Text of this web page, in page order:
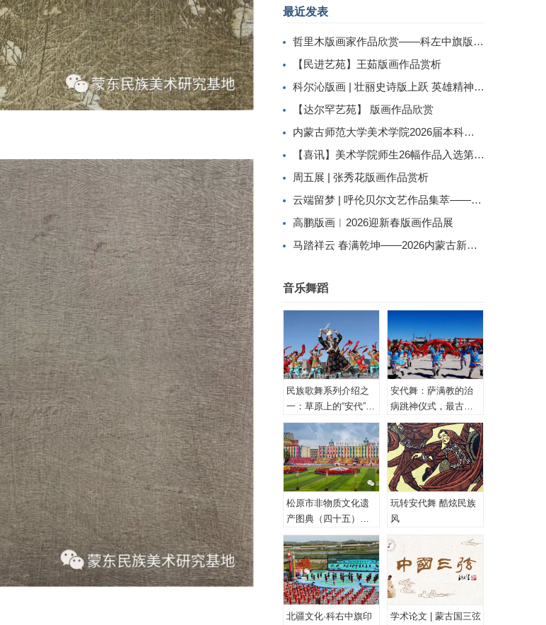
最近发表
哲里木版画家作品欣赏——科左中旗版画家李忠斌作品赏析
【民进艺苑】王茹版画作品赏析
科尔沁版画 | 壮丽史诗版上跃 英雄精神画中传
【达尔罕艺苑】 版画作品欣赏
内蒙古师范大学美术学院2026届本科生毕业作品展美术学专业（版画方向）
【喜讯】美术学院师生26幅作品入选第二届内蒙古自治区小版画暨藏书票展
周五展 | 张秀花版画作品赏析
云端留梦 | 呼伦贝尔文艺作品集萃——姜识民版画选登
高鹏版画︱2026迎新春版画作品展
马踏祥云 春满乾坤——2026内蒙古新春民间工艺美术线上展（三）
音乐舞蹈
民族歌舞系列介绍之
一：草原上的“安代”和
安代舞
安代舞：萨满教的治
病跳神仪式，最古老
的心理治疗！
松原市非物质文化遗
产图典（四十五）蒙
古族安代舞
玩转安代舞 酷炫民族
风
北疆文化·科右中旗印
学术论文 | 蒙古国三弦